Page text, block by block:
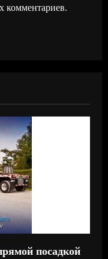
комментариев.
посадкой